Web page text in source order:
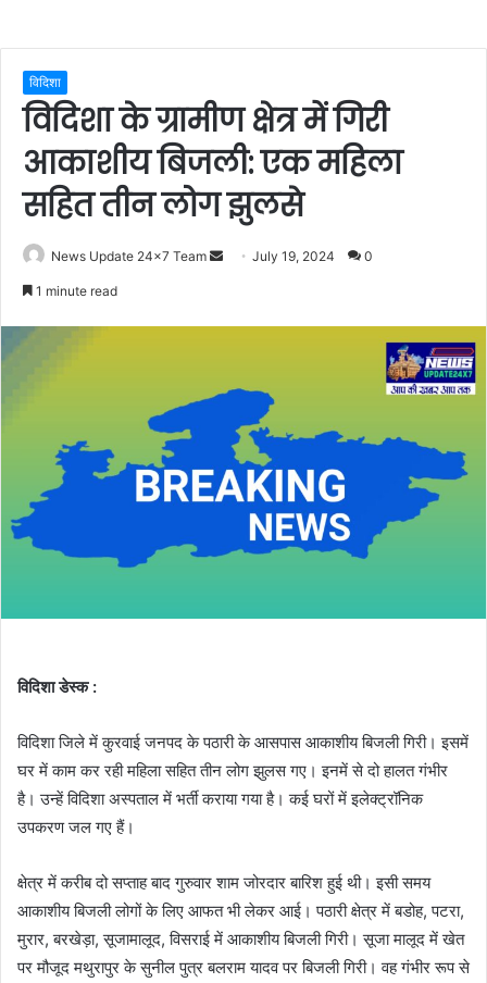
विदिशा
विदिशा के ग्रामीण क्षेत्र में गिरी
आकाशीय बिजली: एक महिला
सहित तीन लोग झुलसे
News Update 24x7 Team
Send July 19, 2024 0
1 minute read
विदिशा डेस्क :
विदिशा जिले में कुरवाई जनपद के पठारी के आसपास आकाशीय बिजली गिरी। इसमें
घर में काम कर रही महिला सहित तीन लोग झुलस गए। इनमें से दो हालत गंभीर
है। उन्हें विदिशा अस्पताल में भर्ती कराया गया है। कई घरों में इलेक्ट्रॉनिक
उपकरण जल गए हैं।
क्षेत्र में करीब दो सप्ताह बाद गुरुवार शाम जोरदार बारिश हुई थी। इसी समय
आकाशीय बिजली लोगों के लिए आफत भी लेकर आई। पठारी क्षेत्र में बडोह, पटरा,
मुरार, बरखेड़ा, सूजामालूद, विसराई में आकाशीय बिजली गिरी। सूजा मालूद में खेत
पर मौजूद मथुरापुर के सुनील पुत्र बलराम यादव पर बिजली गिरी। वह गंभीर रूप से